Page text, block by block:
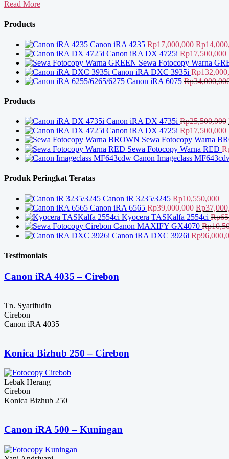
Dealer
Mesin
Read More
Products
Canon iRA 4235 Rp17,000,000 Harga
aslinya
adalah:
Rp
Canon iRA DX 4725i Rp17,500,000
Sewa Fotocopy Warna
Canon iRA DXC 3935i Rp
Canon iRA 6075 Rp
Products
Canon iRA DX 4735i Rp25,500,000
Canon iRA DX 4725i Rp17,500,000
Sewa Fotocopy Warna
Sewa Fotocopy Warna RED
Canon Imageclass
Produk Peringkat Teratas
Canon iR 3235/3245 Rp10,550,000
Canon iRA 6565 Rp39,000,000 Harga
aslinya
adalah:
Rp
Kyocera TASKalfa 2554ci Rp
Canon MAXIFY GX4070 Rp
Canon iRA DXC 3926i Rp
Testimonials
Canon iRA 4035 – Cirebon
Tn. Syarifudin
Cirebon
Canon iRA 4035
Konica Bizhub 250 – Cirebon
Lebak Herang
Cirebon
Konica Bizhub 250
Canon iRA 500 – Kuningan